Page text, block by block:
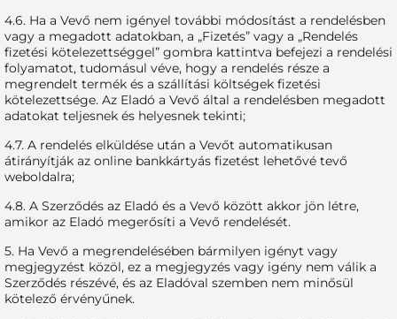
4.6. Ha a Vevő nem igényel további módosítást a rendelésben
vagy a megadott adatokban, a „Fizetés” vagy a „Rendelés
fizetési kötelezettséggel” gombra kattintva befejezi a rendelési
folyamatot, tudomásul véve, hogy a rendelés része a
megrendelt termék és a szállítási költségek fizetési
kötelezettsége. Az Eladó a Vevő által a rendelésben megadott
adatokat teljesnek és helyesnek tekinti;
4.7. A rendelés elküldése után a Vevőt automatikusan
átirányítják az online bankkártyás fizetést lehetővé tevő
weboldalra;
4.8. A Szerződés az Eladó és a Vevő között akkor jön létre,
amikor az Eladó megerősíti a Vevő rendelését.
5. Ha Vevő a megrendelésében bármilyen igényt vagy
megjegyzést közöl, ez a megjegyzés vagy igény nem válik a
Szerződés részévé, és az Eladóval szemben nem minősül
kötelező érvényűnek.